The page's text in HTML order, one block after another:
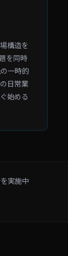
構造を
を同時
一時的
日常業
始める
実施中